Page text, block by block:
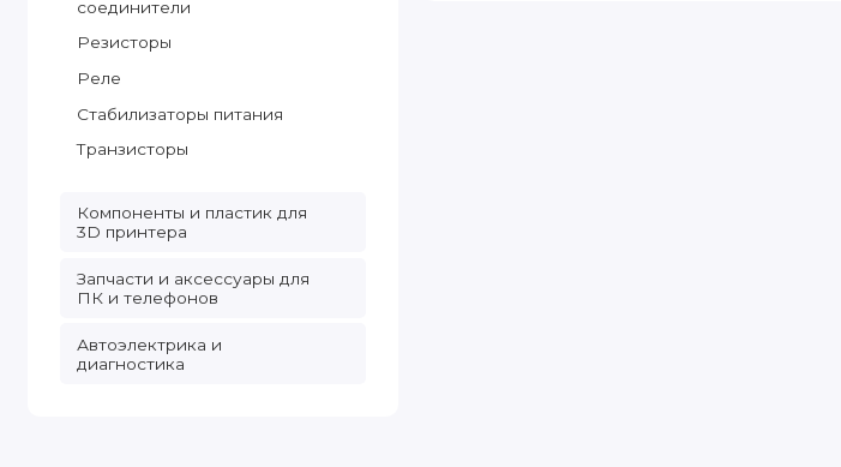
соединители
Резисторы
Реле
Стабилизаторы питания
Транзисторы
Компоненты и пластик для
3D принтера
Запчасти и аксессуары для
ПК и телефонов
Автоэлектрика и
диагностика